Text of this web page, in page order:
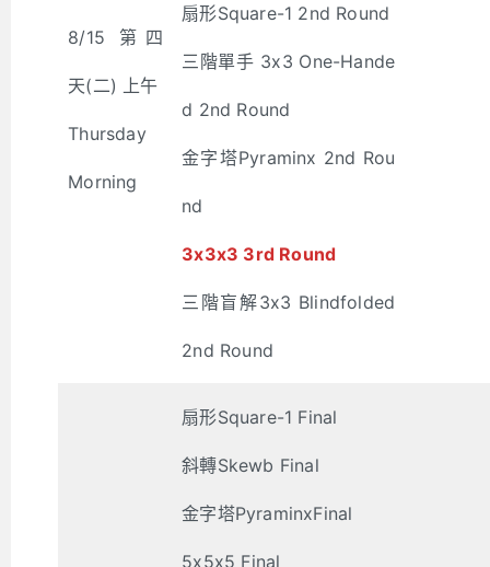
8/15 第四
天(二) 上午
Thursday
Morning
扇形Square-1 2nd Round
三階單手 3x3 One-Hande
d 2nd Round
金字塔Pyraminx 2nd Rou
nd
3x3x3 3rd Round
三階盲解3x3 Blindfolded
2nd Round
扇形Square-1 Final
斜轉Skewb Final
金字塔PyraminxFinal
5x5x5 Final